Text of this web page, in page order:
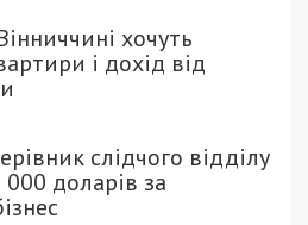
хочуть
і дохід від
слідчого відділу
000 доларів за